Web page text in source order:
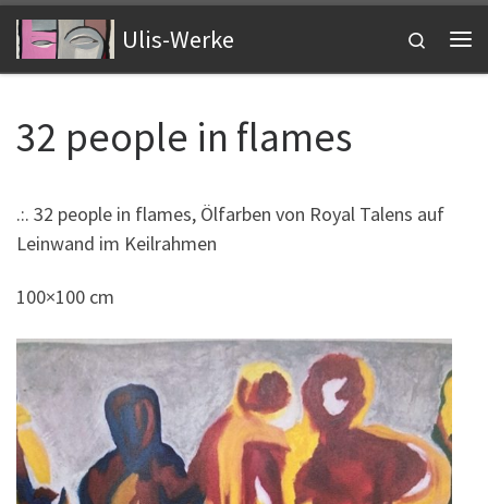
Zum Inhalt springenUlis-Werke
Search
32 people in flames
.:. 32 people in flames, Ölfarben von Royal Talens auf
Leinwand im Keilrahmen
100×100 cm